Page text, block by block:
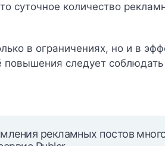
суточное количество
в ограничениях, но и в
повышения следует
рекламных постов